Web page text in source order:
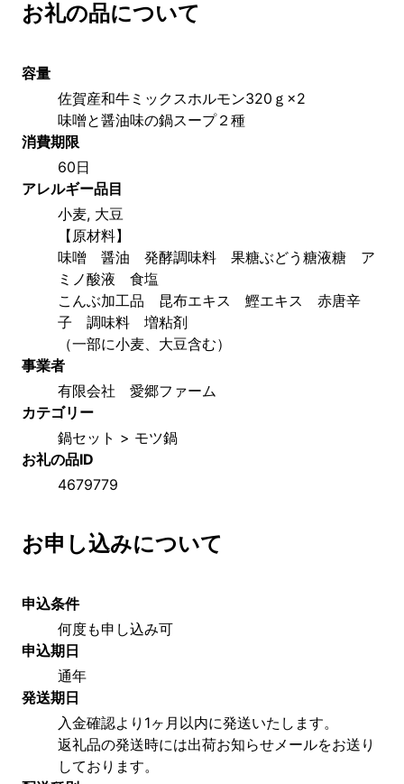
お礼の品について
容量
佐賀産和牛ミックスホルモン320ｇ×2
味噌と醤油味の鍋スープ２種
消費期限
60日
アレルギー品目
小麦, 大豆
【原材料】
味噌　醤油　発酵調味料　果糖ぶどう糖液糖　ア
ミノ酸液　食塩
こんぶ加工品　昆布エキス　鰹エキス　赤唐辛
子　調味料　増粘剤
（一部に小麦、大豆含む）
事業者
有限会社　愛郷ファーム
カテゴリー
鍋セット > モツ鍋
お礼の品ID
4679779
お申し込みについて
申込条件
何度も申し込み可
申込期日
通年
発送期日
入金確認より1ヶ月以内に発送いたします。
返礼品の発送時には出荷お知らせメールをお送り
しております。